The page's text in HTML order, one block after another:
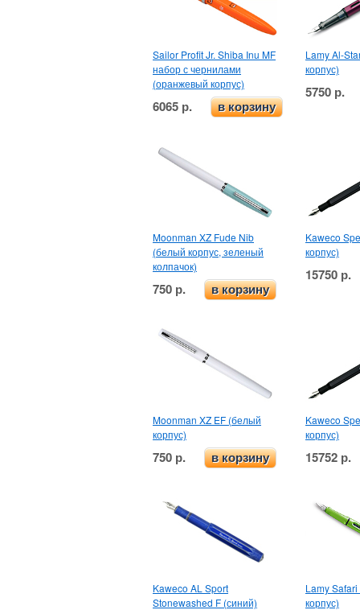
Sailor Profit Jr. Shiba Inu MF
набор с чернилами
(оранжевый корпус)
6065 р. в корзину
Lamy Al-
корпус)
5750 р.
Moonman XZ Fude Nib
(белый корпус, зеленый
колпачок)
750 р. в корзину
Kaweco
корпус)
15750 р.
Moonman XZ EF (белый
корпус)
750 р. в корзину
Kaweco
корпус)
15752 р.
Kaweco AL Sport
Stonewashed F (синий)
Lamy
корпус)